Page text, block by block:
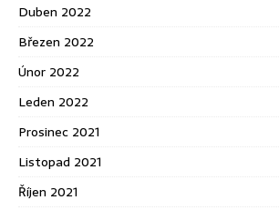
Duben 2022
Březen 2022
Únor 2022
Leden 2022
Prosinec 2021
Listopad 2021
Říjen 2021